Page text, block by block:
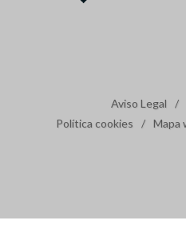
Aviso Legal /
Política cookies
/ Mapa